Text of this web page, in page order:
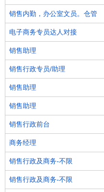
销售内勤，办公室文员。仓管
电子商务专员达人对接
销售助理
销售行政专员/助理
销售助理
销售助理
销售行政前台
商务经理
销售行政及商务-不限
销售行政及商务-不限